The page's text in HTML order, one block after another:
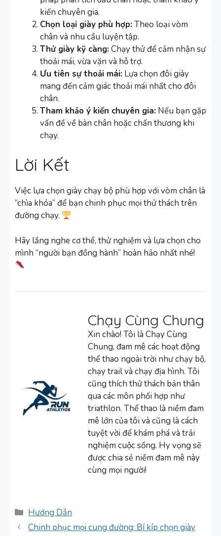
kiến chuyên gia.
Chọn loại giày phù hợp:Theo loại vòm
chân và nhu cầu luyện tập.
Thử giày kỹ càng:Chạy thử để cảm nhận sự
thoải mái, vừa vặn và hỗ trợ.
Ưu tiên sự thoải mái: Lựa chọn đôi giày
mang đến cảm giác thoải mái nhất cho đôi
chân.
Tham khảo ý kiến chuyên gia: Nếu bạn gặp
vấn đề về bàn chân hoặc chấn thương khi
chạy.
Lời Kết
Việc lựa chọn giày chạy bộ phù hợp với vòm chân là
“chìa khóa” để bạn chinh phục mọi thử thách trên
đường chạy.
Hãy lắng nghe cơ thể, thử nghiệm và lựa chọn cho
mình “người bạn đồng hành” hoàn hảo nhất nhé!
Chạy Cùng Chung
Xin chào! Tôi là Chạy Cùng
Chung, đam mê các hoạt động
thể thao ngoài trời như chạy bộ,
chạy trail và chạy địa hình. Tôi
cũng thích thử thách bản thân
qua các môn phối hợp như
triathlon. Thể thao là niềm đam
mê lớn của tôi và cũng là cách
tuyệt vời để khám phá và trải
nghiệm cuộc sống. Hy vọng sẽ
được chia sẻ niềm đam mê này
cùng mọi người!
Danh
mục
Hướng Dẫn
Chinh phục mọi cung đường: Bí kíp chọn giày